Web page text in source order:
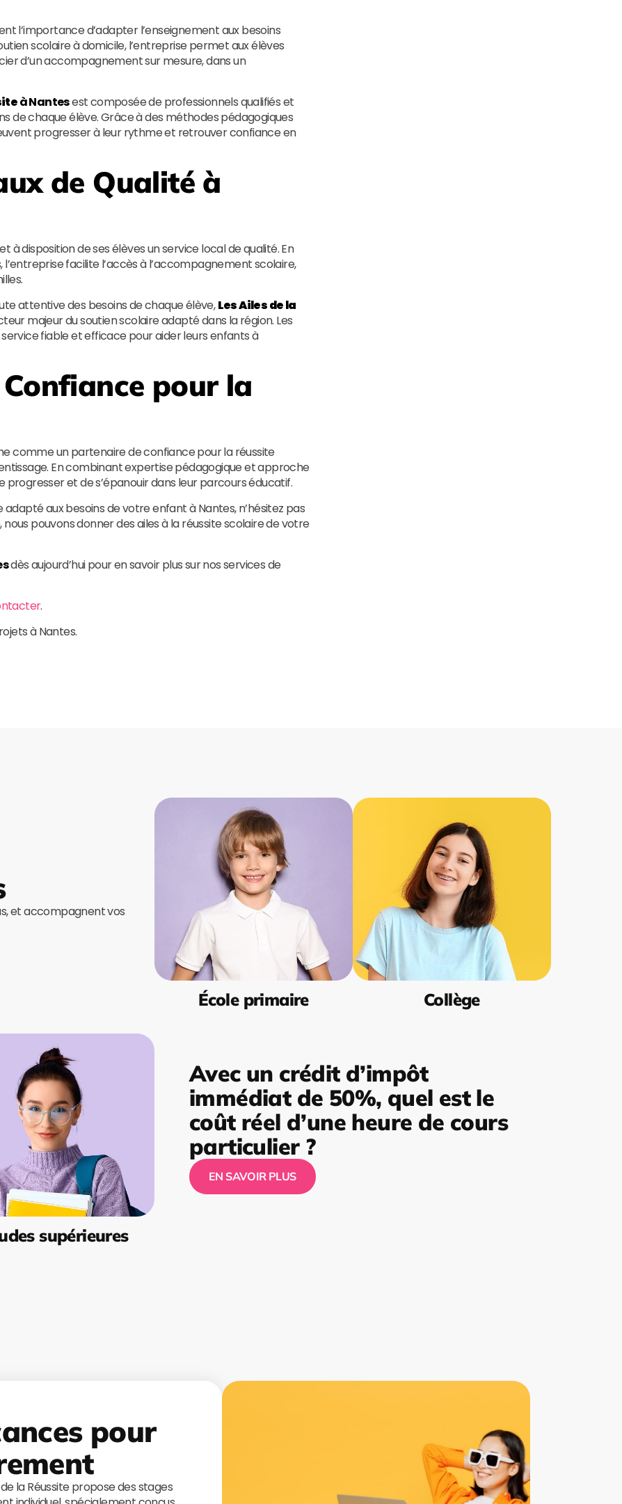
l’importance d’adapter l’enseignement aux besoins
scolaire à domicile, l’entreprise permet aux élèves
d’un accompagnement sur mesure, dans un
à Nantesest composée de professionnels qualifiés et
de chaque élève. Grâce à des méthodes pédagogiques
progresser à leur rythme et retrouver confiance en
de Qualité à
à disposition de ses élèves un service local de qualité. En
facilite l’accès à l’accompagnement scolaire,
attentive des besoins de chaque élève,Les Ailes de la
majeur du soutien scolaire adapté dans la région. Les
fiable et efficace pour aider leurs enfants à
pour la
comme un partenaire de confiance pour la réussite
En combinant expertise pédagogique et approche
et de s’épanouir dans leur parcours éducatif.
aux besoins de votre enfant à Nantes, n’hésitez pas
nous pouvons donner des ailes à la réussite scolaire de votre
dès aujourd’hui pour en savoir plus sur nos services de
.
à Nantes.
et accompagnent vos
École primaire Collège
supérieures
Avec un crédit d’impôt
immédiat de 50%, quel est le
coût réel d’une heure de cours
particulier ?
EN SAVOIR PLUS
pour
la Réussite propose des stages